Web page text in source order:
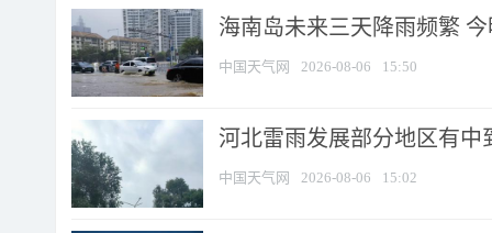
海南岛未来三天降雨频繁
中国天气网 2026-08-06 15:50
河北雷雨发展部分地区有中
中国天气网 2026-08-06 15:02